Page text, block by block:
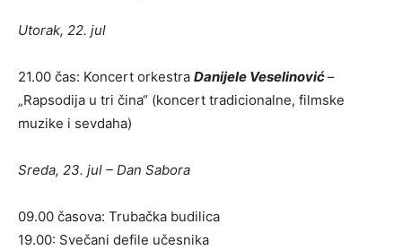
Utorak, 22. jul
21.00 čas: Koncert orkestra Danijele Veselinović–
„Rapsodija u tri čina“ (koncert tradicionalne, filmske
muzike i sevdaha)
Sreda, 23. jul – Dan Sabora
09.00 časova: Trubačka budilica
19.00: Svečani defile učesnika